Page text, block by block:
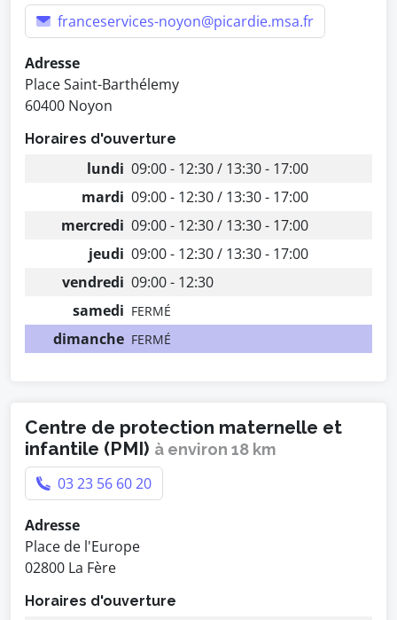
franceservices-noyon@picardie.msa.fr
Adresse
Place Saint-Barthélemy
60400 Noyon
Horaires d'ouverture
lundi 09:00 - 12:30 / 13:30 - 17:00
mardi 09:00 - 12:30 / 13:30 - 17:00
mercredi 09:00 - 12:30 / 13:30 - 17:00
jeudi 09:00 - 12:30 / 13:30 - 17:00
vendredi 09:00 - 12:30
samedi FERMÉ
dimanche FERMÉ
Centre de protection maternelle et
infantile (PMI) à environ 18 km
03 23 56 60 20
Adresse
Place de l'Europe
02800 La Fère
Horaires d'ouverture